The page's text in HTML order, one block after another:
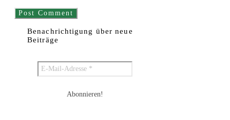
Benachrichtigung über neue
Beiträge